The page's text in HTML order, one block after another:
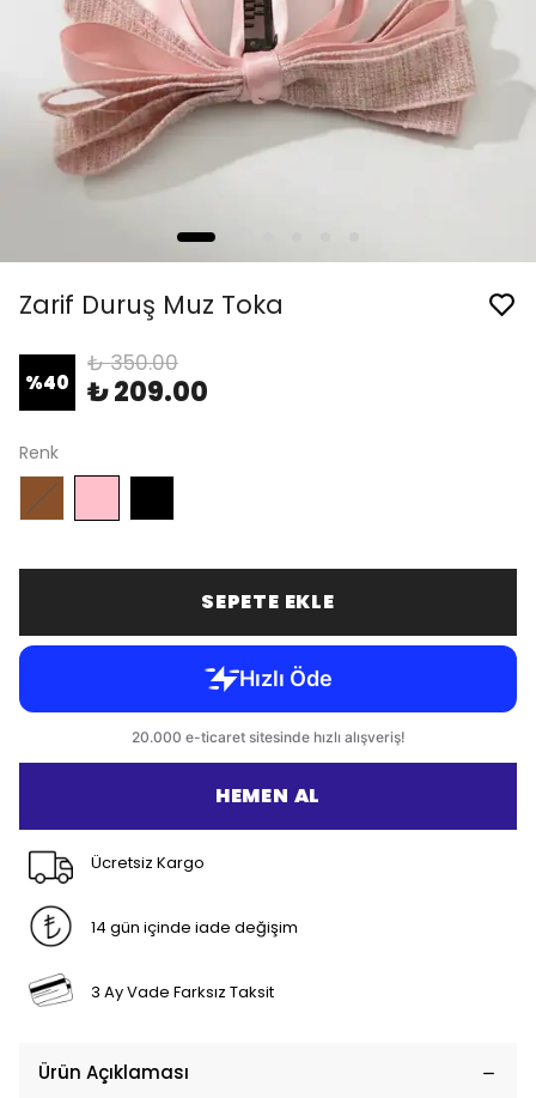
Zarif Duruş Muz Toka
%40
₺ 350.00
₺ 209.00
Renk
SEPETE EKLE
HEMEN AL
Ücretsiz Kargo
14 gün içinde iade değişim
3 Ay Vade Farksız Taksit
Ürün Açıklaması